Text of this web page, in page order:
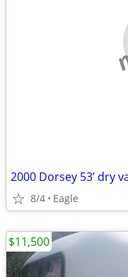
2000 Dorsey 53’ dry
8/4 Eagle
$11,500